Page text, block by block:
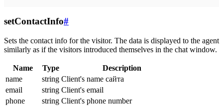
setContactInfo#
Sets the contact info for the visitor. The data is displayed to the agent
similarly as if the visitors introduced themselves in the chat window.
Name Type
Description
name
string Client's name сайта
email
string Client's email
phone
string Client's phone number